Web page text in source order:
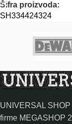
Šifra proizvoda:
SH334424324
UNIVERSAL
firme MEGASHOP